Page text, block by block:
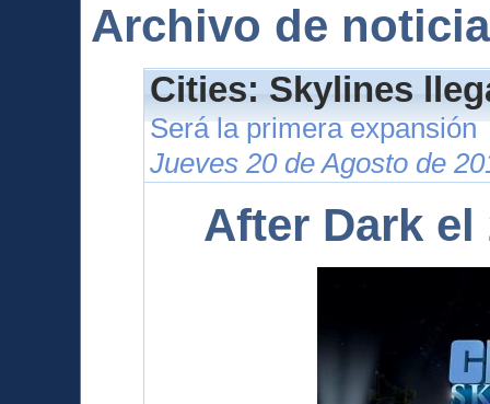
Archivo de
Cities: Skylines
Será la primera expansión
Jueves 20 de Agosto de
After Dark el